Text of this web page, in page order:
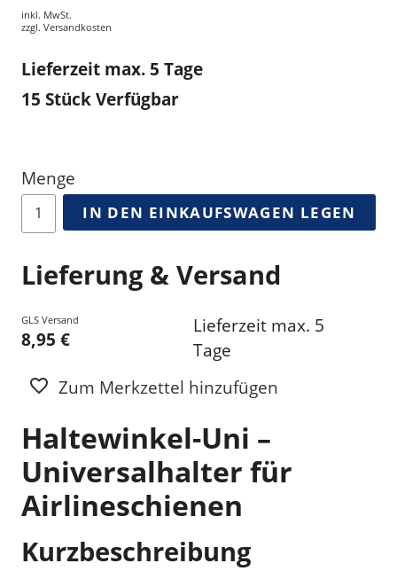
inkl. MwSt.
zzgl. Versandkosten
Lieferzeit max. 5 Tage
15 Stück Verfügbar
Menge
IN DEN EINKAUFSWAGEN LEGEN
Lieferung & Versand
GLS Versand
8,95 €
Lieferzeit max. 5
Tage
Zum Merkzettel hinzufügen
Haltewinkel-Uni –
Universalhalter für
Airlineschienen
Kurzbeschreibung